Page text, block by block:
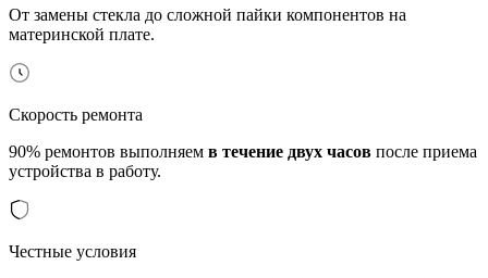
От замены стекла до сложной пайки компонентов на
материнской плате.
Скорость ремонта
90% ремонтов выполняем в течение двух часов после приема
устройства в работу.
Честные условия